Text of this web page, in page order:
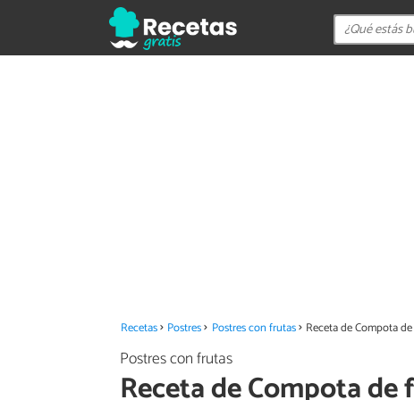
Recetas Postres Postres con frutas Receta de Compota
Postres con frutas
Receta de Compota